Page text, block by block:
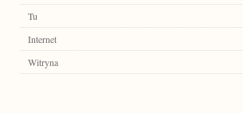
Tu
Internet
Witryna